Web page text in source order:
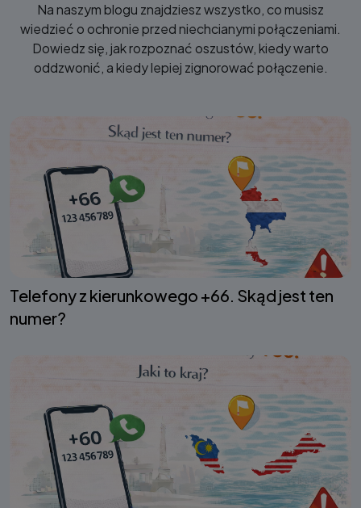
Na naszym blogu znajdziesz wszystko, co musisz
wiedzieć o ochronie przed niechcianymi połączeniami.
Dowiedz się, jak rozpoznać oszustów, kiedy warto
oddzwonić, a kiedy lepiej zignorować połączenie.
Telefony z kierunkowego +66. Skąd jest ten
numer?